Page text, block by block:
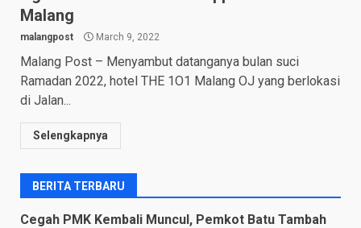
Malang
malangpost March 9, 2022
Malang Post – Menyambut datanganya bulan suci
Ramadan 2022, hotel THE 1O1 Malang OJ yang berlokasi
di Jalan...
Selengkapnya
BERITA TERBARU
Cegah PMK Kembali Muncul, Pemkot Batu Tambah